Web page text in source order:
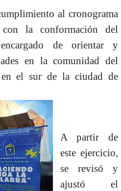
al cronograma
la conformación del
de orientar y
en la comunidad del
el sur de la ciudad de
A partir de
este ejercicio,
se revisó y
ajustó el